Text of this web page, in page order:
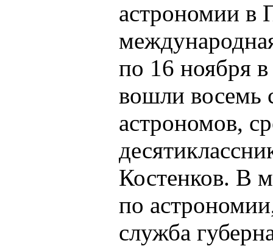
астрономии в
по 16 ноября
вошли
астрономов,
Костенков. В
по
служба